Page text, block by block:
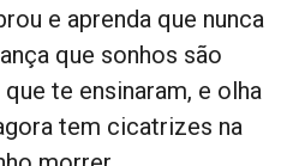
e aprenda que nunca
que sonhos são
te ensinaram, e olha
tem cicatrizes na